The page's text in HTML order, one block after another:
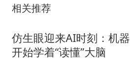
相关推荐
仿生眼迎来AI时刻：机器
开始学着“读懂”大脑